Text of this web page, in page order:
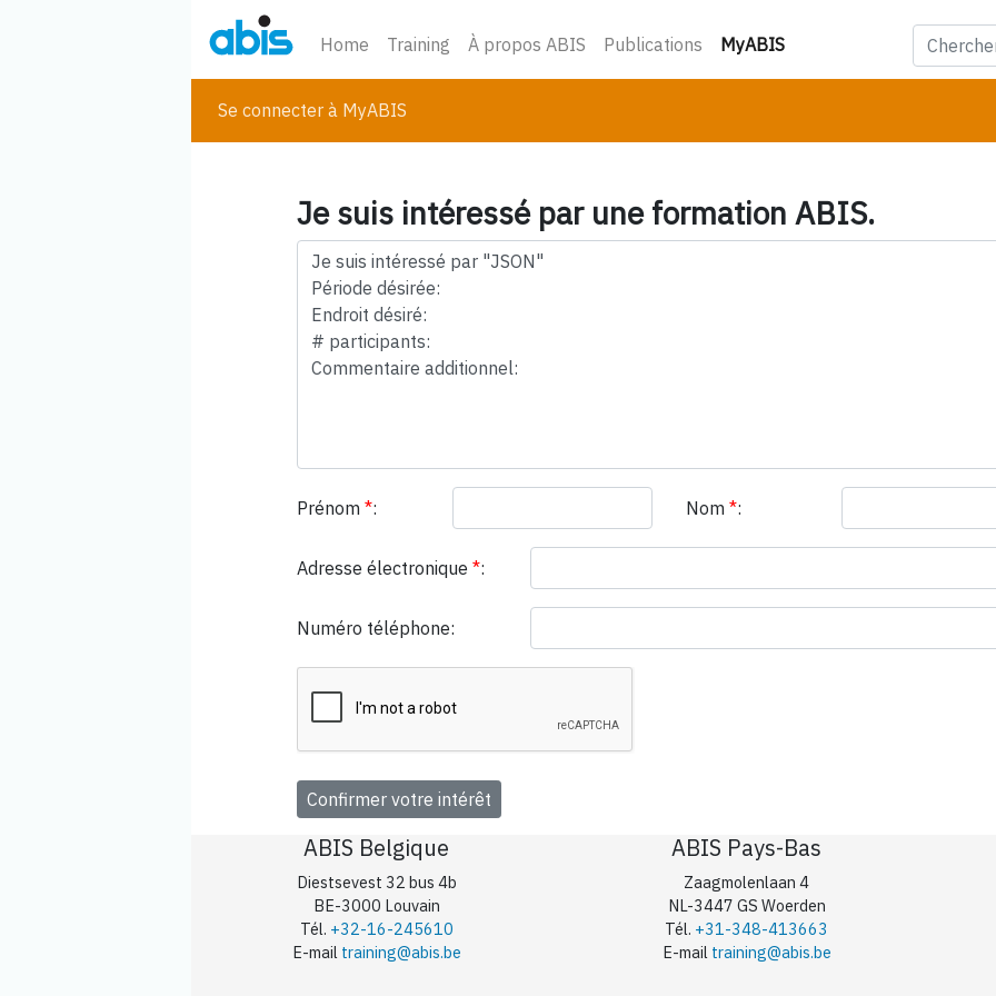
Home Training À propos ABIS Publications MyABIS(courant)
Se connecter à MyABIS
Je suis intéressé par une formation ABIS.
Prénom *: Nom *:
Adresse électronique *:
Numéro téléphone:
ABIS Belgique
Diestsevest 32 bus 4b
BE-3000 Louvain
Tél. +32-16-245610
E-mail training@abis.be
ABIS Pays-Bas
Zaagmolenlaan 4
NL-3447 GS Woerden
Tél. +31-348-413663
E-mail training@abis.be